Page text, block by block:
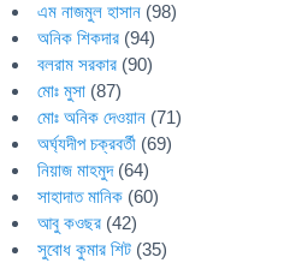
এম নাজমুল হাসান (98)
অনিক শিকদার (94)
বলরাম সরকার (90)
মোঃ মুসা (87)
মোঃ অনিক দেওয়ান (71)
অর্ঘ্যদীপ চক্রবর্তী (69)
নিয়াজ মাহমুদ(64)
সাহাদাত মানিক (60)
আবু কওছর (42)
সুবোধ কুমার শিট (35)